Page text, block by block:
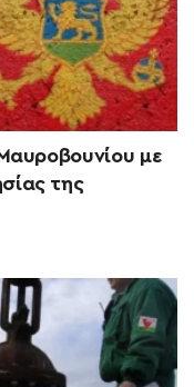
με
της